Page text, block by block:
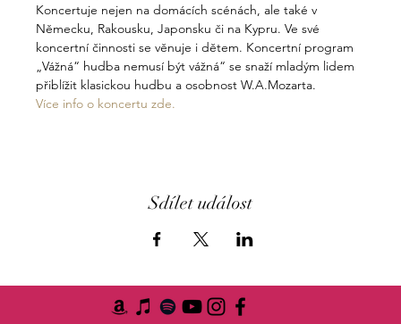
Koncertuje nejen na domácích scénách, ale také v
Německu, Rakousku, Japonsku či na Kypru. Ve své
koncertní činnosti se věnuje i dětem. Koncertní program
„Vážná“ hudba nemusí být vážná“ se snaží mladým lidem
přiblížit klasickou hudbu a osobnost W.A.Mozarta.
Více info o koncertu zde.
Sdílet událost